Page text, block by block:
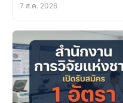
7 ส.ค. 2026